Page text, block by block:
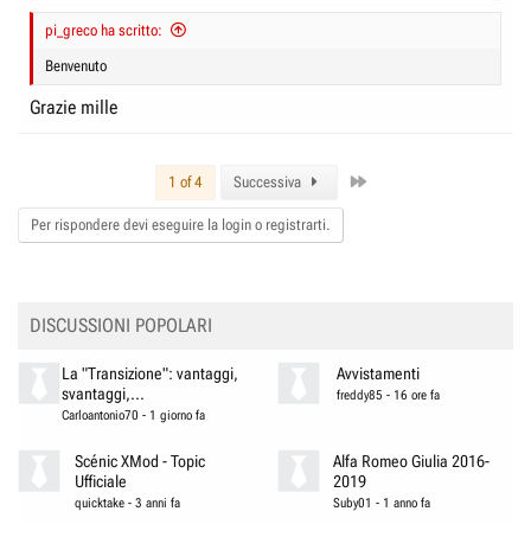
pi_greco ha scritto:
Benvenuto
Grazie mille
1 of 4 Successiva
Per rispondere devi eseguire la login o registrarti.
DISCUSSIONI POPOLARI
La "Transizione": vantaggi,
svantaggi,...
Carloantonio70 - 1 giorno fa
Avvistamenti
freddy85 - 16 ore fa
Scénic XMod - Topic
Ufficiale
quicktake -3 anni fa
Alfa Romeo Giulia 2016-
2019
Suby01 - 1 anno fa